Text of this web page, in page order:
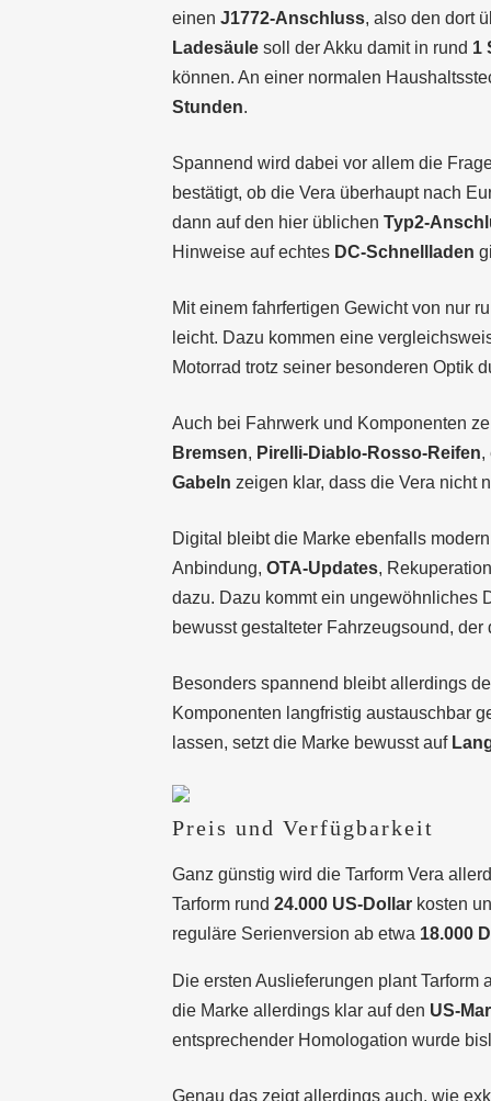
einen J1772-Anschluss, also den dort
Ladesäulesoll der Akku damit in rund 1
können. An einer normalen
Stunden.
Spannend wird dabei vor allem die
bestätigt, ob die Vera überhaupt nach
dann auf den hier üblichen Typ2-
Hinweise auf echtes DC-Schnellladen
Mit einem fahrfertigen Gewicht von nur
leicht. Dazu kommen eine
Motorrad trotz seiner besonderen Optik
Auch bei Fahrwerk und Komponenten
Bremsen, Pirelli-Diablo-Rosso-Reifen,
Gabeln zeigen klar, dass die Vera nicht
Digital bleibt die Marke ebenfalls
Anbindung, OTA-Updates,
dazu. Dazu kommt ein ungewöhnliches
bewusst gestalteter Fahrzeugsound,
Besonders spannend bleibt allerdings
Komponenten langfristig austauschbar
lassen, setzt die Marke bewusst auf
Preis und Verfügbarkeit
Ganz günstig wird die Tarform Vera
Tarform rund 24.000 US-Dollarkosten
reguläre Serienversion ab etwa 18.000
Die ersten Auslieferungen plant Tarform
die Marke allerdings klar auf den US-
entsprechender Homologation wurde
Genau das zeigt allerdings auch, wie